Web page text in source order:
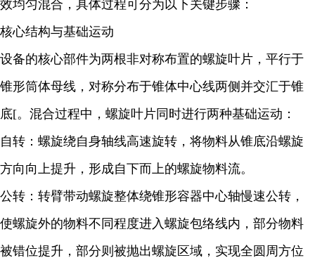
效均匀混合，具体过程可分为以下关键步骤：
核心结构与基础运动
设备的核心部件为两根非对称布置的螺旋叶片，平行于
锥形筒体母线，对称分布于锥体中心线两侧并交汇于锥
底[。混合过程中，螺旋叶片同时进行两种基础运动：
自转：螺旋绕自身轴线高速旋转，将物料从锥底沿螺旋
方向向上提升，形成自下而上的螺旋物料流。
公转：转臂带动螺旋整体绕锥形容器中心轴慢速公转，
使螺旋外的物料不同程度进入螺旋包络线内，部分物料
被错位提升，部分则被抛出螺旋区域，实现全圆周方位